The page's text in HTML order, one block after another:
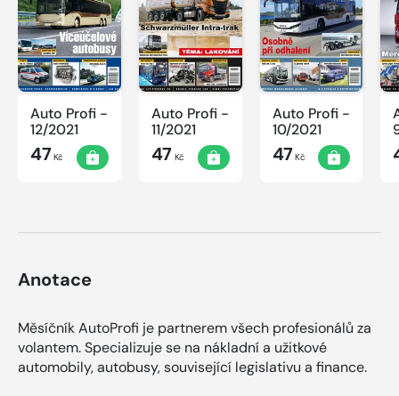
Auto Profi -
12/2021
47 Kč
Auto Profi -
11/2021
47 Kč
Auto Profi -
10/2021
47Kč
Anotace
Měsíčník AutoProfi je partnerem všech profesionálů za
volantem. Specializuje se na nákladní a užitkové
automobily, autobusy, související legislativu a finance.